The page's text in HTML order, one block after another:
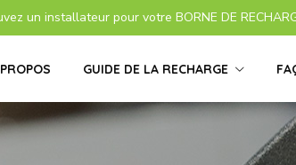
un installateur pour votre BORNE DE
GUIDE DE LA RECHARGE